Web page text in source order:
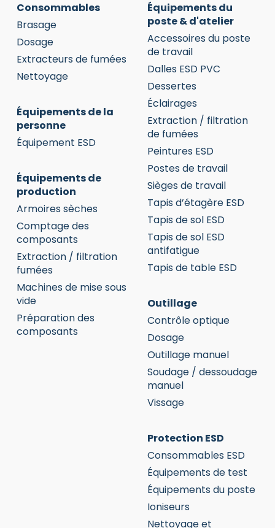
Consommables
Brasage
Dosage
Extracteurs de fumées
Nettoyage
Équipements de la
personne
Équipement ESD
Équipements de
production
Armoires sèches
Comptage des
composants
Extraction / filtration
fumées
Machines de mise sous
vide
Préparation des
composants
Équipements du
poste & d'atelier
Accessoires du poste
de travail
Dalles ESD PVC
Dessertes
Éclairages
Extraction / filtration
de fumées
Peintures ESD
Postes de travail
Sièges de travail
Tapis d’étagère ESD
Tapis de sol ESD
Tapis de sol ESD
antifatigue
Tapis de table ESD
Outillage
Contrôle optique
Dosage
Outillage manuel
Soudage / dessoudage
manuel
Vissage
Protection ESD
Consommables ESD
Équipements de test
Équipements du poste
Ioniseurs
Nettoyage et